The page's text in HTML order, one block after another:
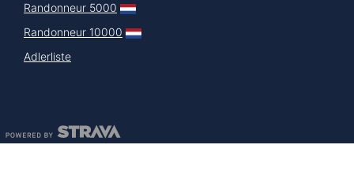
Randonneur 5000
Randonneur 10000
Adlerliste